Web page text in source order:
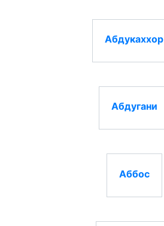
Абдукаххор
Абдугани
Аббос